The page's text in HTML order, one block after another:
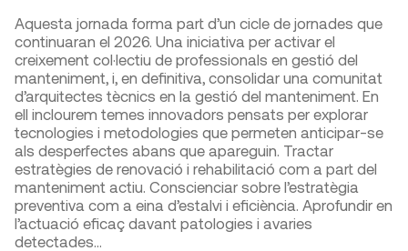
Aquesta jornada forma part d’un cicle de jornades que
continuaran el 2026. Una iniciativa per activar el
creixement col·lectiu de professionals en gestió del
manteniment, i, en definitiva, consolidar una comunitat
d’arquitectes tècnics en la gestió del manteniment. En
ell inclourem temes innovadors pensats per explorar
tecnologies i metodologies que permeten anticipar-se
als desperfectes abans que apareguin. Tractar
estratègies de renovació i rehabilitació com a part del
manteniment actiu. Conscienciar sobre l’estratègia
preventiva com a eina d’estalvi i eficiència. Aprofundir en
l’actuació eficaç davant patologies i avaries
detectades...